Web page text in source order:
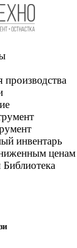
производства
инвентарь
ценам